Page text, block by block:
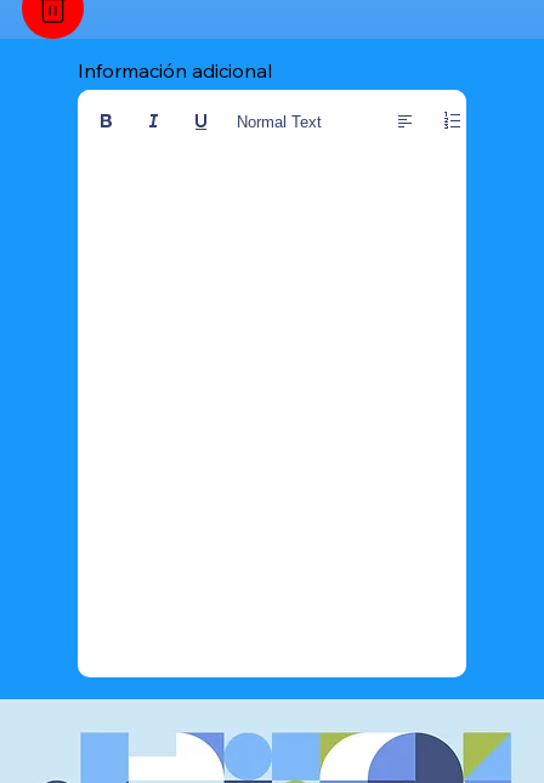
Información adicional
Normal Text